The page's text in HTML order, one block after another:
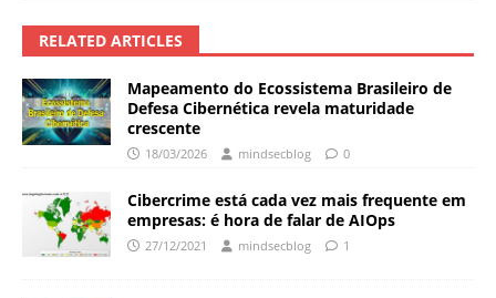
RELATED ARTICLES
Mapeamento do Ecossistema Brasileiro de
Defesa Cibernética revela maturidade
crescente
18/03/2026 mindsecblog 0
Cibercrime está cada vez mais frequente em
empresas: é hora de falar de AIOps
27/12/2021 mindsecblog 1